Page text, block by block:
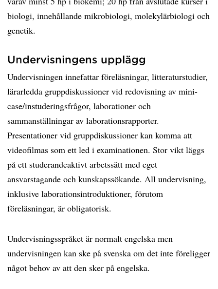
biologi, innehållande mikrobiologi, molekylärbiologi och
genetik.
Undervisningens upplägg
Undervisningen innefattar föreläsningar, litteraturstudier,
lärarledda gruppdiskussioner vid redovisning av mini-
case/instuderingsfrågor, laborationer och
sammanställningar av laborationsrapporter.
Presentationer vid gruppdiskussioner kan komma att
videofilmas som ett led i examinationen. Stor vikt läggs
på ett studerandeaktivt arbetssätt med eget
ansvarstagande och kunskapssökande. All undervisning,
inklusive laborationsintroduktioner, förutom
föreläsningar, är obligatorisk.
Undervisningsspråket är normalt engelska men
undervisningen kan ske på svenska om det inte föreligger
något behov av att den sker på engelska.